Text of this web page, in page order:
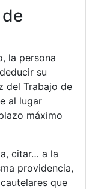
la persona
su
del Trabajo de
al lugar
máximo
citar… a la
providencia,
que